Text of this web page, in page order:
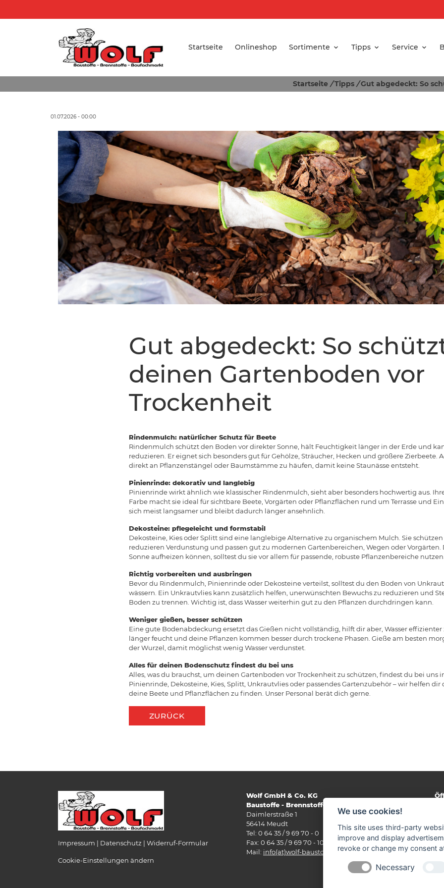
Startseite Onlineshop Sortimente Tipps Service
Startseite / Tipps / Gut abgedeckt: So
01.07.2026 - 00:00
Gut abgedeckt: So
deinen Gartenboden vor
Trockenheit
Rindenmulch: natürlicher Schutz für Beete
Rindenmulch schützt den Boden vor direkter Sonne, hält Feuchtigkeit länger in der Erde und
reduzieren. Er eignet sich besonders gut für Gehölze, Sträucher, Hecken und größere Zierbeete.
direkt an Pflanzenstängel oder Baumstämme zu häufen, damit keine Staunässe entsteht.
Pinienrinde: dekorativ und langlebig
Pinienrinde wirkt ähnlich wie klassischer Rindenmulch, sieht aber besonders hochwertig aus.
Farbe macht sie ideal für sichtbare Beete, Vorgärten oder Pflanzflächen rund um Terrasse und
sich meist langsamer und bleibt dadurch länger ansehnlich.
Dekosteine: pflegeleicht und formstabil
Dekosteine, Kies oder Splitt sind eine langlebige Alternative zu organischem Mulch. Sie
reduzieren Verdunstung und passen gut zu modernen Gartenbereichen, Wegen oder Vorgärten.
Sonne aufheizen können, solltest du sie vor allem für passende, robuste Pflanzenbereiche
Richtig vorbereiten und ausbringen
Bevor du Rindenmulch, Pinienrinde oder Dekosteine verteilst, solltest du den Boden von
wässern. Ein Unkrautvlies kann zusätzlich helfen, unerwünschten Bewuchs zu reduzieren und
Boden zu trennen. Wichtig ist, dass Wasser weiterhin gut zu den Pflanzen durchdringen kann.
Weniger gießen, besser schützen
Eine gute Bodenabdeckung ersetzt das Gießen nicht vollständig, hilft dir aber, Wasser
länger feucht und deine Pflanzen kommen besser durch trockene Phasen. Gieße am besten
der Wurzel, damit möglichst wenig Wasser verdunstet.
Alles für deinen Bodenschutz findest du bei uns
Alles, was du brauchst, um deinen Gartenboden vor Trockenheit zu schützen, findest du bei uns
Pinienrinde, Dekosteine, Kies, Splitt, Unkrautvlies oder passendes Gartenzubehör – wir helfen
deine Beete und Pflanzflächen zu finden. Unser Personal berät dich gerne.
ZURÜCK
Impressum Datenschutz Widerruf-Formular
Cookie-Einstellungen ändern
Wolf GmbH & Co. KG
Baustoffe - Brennstoffe - Baufachmarkt
Daimlerstraße 1
56414 Meudt
Tel: 0 64 35 / 9 69 70 - 0
Fax: 0 64 35 / 9 69 70 - 10
Mail: info(at)wolf-baustoffe.de
We use cookies!
This site uses third-party
improve and display
revoke or change my consent
Necessary